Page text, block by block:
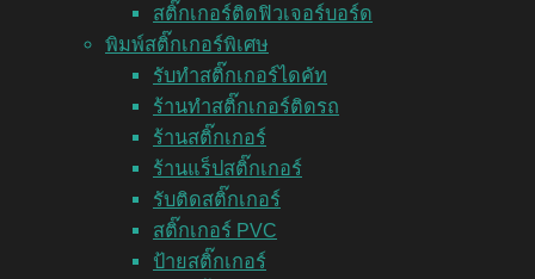
สติ๊กเกอร์ติดฟิวเจอร์บอร์ด
พิมพ์สติ๊กเกอร์พิเศษ
รับทำสติ๊กเกอร์ไดคัท
ร้านทำสติ๊กเกอร์ติดรถ
ร้านสติ๊กเกอร์
ร้านแร็ปสติ๊กเกอร์
รับติดสติ๊กเกอร์
สติ๊กเกอร์ PVC
ป้ายสติ๊กเกอร์